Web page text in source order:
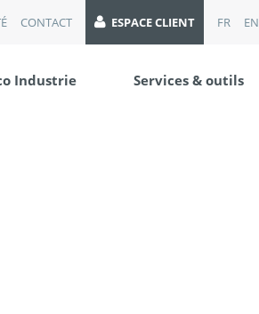
CONTACT ESPACE CLIENT FR EN
Industrie Services & outils